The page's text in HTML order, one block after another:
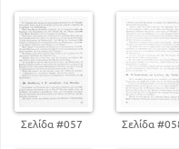
ΕΙΚΟΝΟΜΑΧΟΟΙ
ΤΡΙΤΗ ΠΕΡΙΟΔΟΣ
Η ΔΙΟΙΚΗΣΗ
ΠΕΡΙΟΔΟ
ΤΟ ΟΡΙΣΤΙΚΟ
Σελίδα #057 Σελίδα